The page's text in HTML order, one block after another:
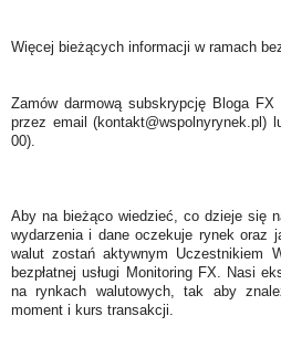
Więcej bieżących informacji w ramach
Zamów darmową subskrypcję Bloga
przez email (kontakt@wspolnyrynek.pl)
00).
Aby na bieżąco wiedzieć, co dzieje się
wydarzenia i dane oczekuje rynek oraz
walut zostań aktywnym Uczestnikiem
bezpłatnej usługi Monitoring FX. Nasi
na rynkach walutowych, tak aby
moment i kurs transakcji.